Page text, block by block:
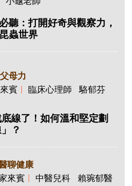
聽：打開好奇與觀察力，
蟲世界
母力
賓
臨床心理師 駱郁芬
線了！如何溫和堅定劃
？
聊健康
來賓
中醫兒科
賴琬郁醫